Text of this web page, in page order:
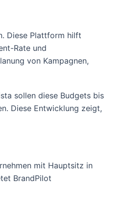
Diese Plattform hilft
Rate und
von Kampagnen,
sollen diese Budgets bis
Diese Entwicklung zeigt,
mit Hauptsitz in
BrandPilot